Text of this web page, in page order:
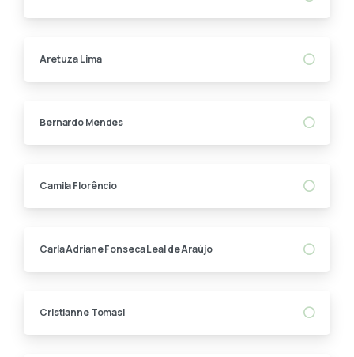
Aretuza Lima
Bernardo Mendes
Camila Florêncio
Carla Adriane Fonseca Leal de Araújo
Cristianne Tomasi